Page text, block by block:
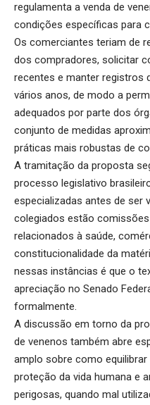
regulamenta a venda de
condições específicas para
Os comerciantes teriam de
dos compradores, solicitar
recentes e manter registros
vários anos, de modo a
adequados por parte dos
conjunto de medidas
práticas mais robustas de
A tramitação da proposta
processo legislativo
especializadas antes de ser
colegiados estão
relacionados à saúde,
constitucionalidade da
nessas instâncias é que o
apreciação no Senado
formalmente.
A discussão em torno da
de venenos também abre
amplo sobre como
proteção da vida humana e
perigosas, quando mal